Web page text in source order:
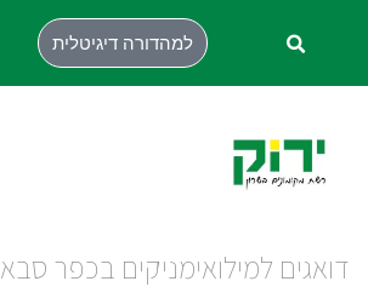
למהדורה דיגיטלית
דואגים למילואימניקים בכפר סבא